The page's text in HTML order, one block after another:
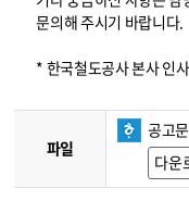
문의해 주시기 바랍니다.
* 한국철도공사 본사 인
파일
공고
다운